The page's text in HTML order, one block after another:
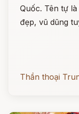
Quốc. Tên tự
đẹp, vũ dũng
Thần thoại